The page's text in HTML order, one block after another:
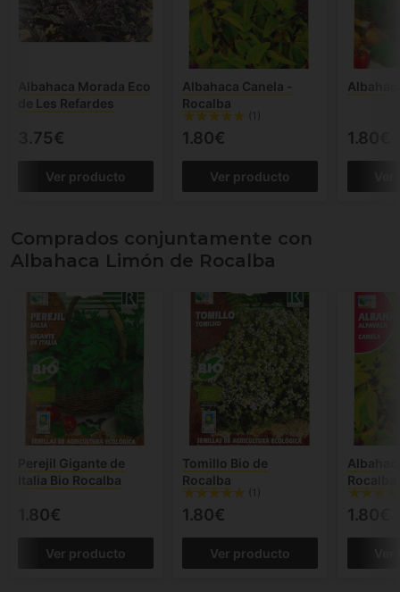
Albahaca Morada Eco
de Les Refardes
3.75€
Ver producto
Albahaca Canela -
Rocalba
(1)
1.80€
Ver producto
1.80€
Comprados conjuntamente con
Albahaca Limón de Rocalba
Perejil Gigante de
Italia Bio Rocalba
1.80€
Ver producto
Tomillo Bio de
Rocalba
(1)
1.80€
Ver producto
Rocalba
1.80€